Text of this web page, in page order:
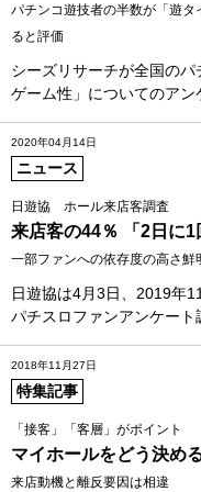
パチンコ遊技者の半数が「遊タ
ると評価
シーズリサーチが全国の
ゲーム性」についてのア
2020年04月14日
ニュース
日遊協 ホール来店客調査
来店客の44％ 「2日に1
一部ファンへの依存度の高さ鮮
日遊協は4月3日、2019年
パチスロファンアンケー
2018年11月27日
特集記事
「接客」「客層」がポイント
マイホールをどう決め
来店動機と離反要因は相違